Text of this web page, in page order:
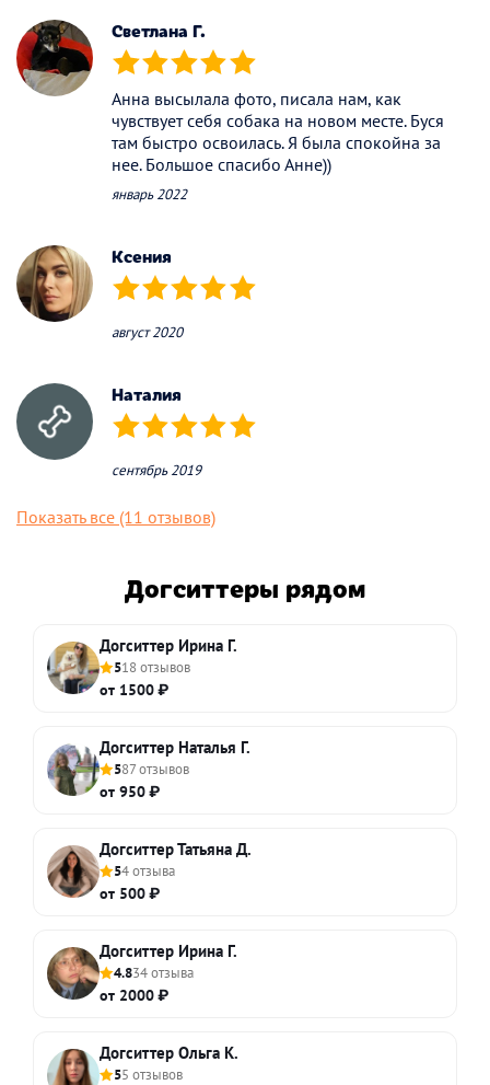
Светлана Г.
(*) (*) (*) (*) (*)
Анна высылала фото, писала нам, как
чувствует себя собака на новом месте. Буся
там быстро освоилась. Я была спокойна за
нее. Большое спасибо Анне))
январь 2022
Ксения
(*) (*) (*) (*) (*)
август 2020
Наталия
(*) (*) (*) (*) (*)
сентябрь 2019
Показать все (11 отзывов)
Догситтеры рядом
Догситтер Ирина Г.
518 отзывов
от 1500 ₽
Догситтер Наталья Г.
587 отзывов
от 950 ₽
Догситтер Татьяна Д.
54 отзыва
от 500 ₽
Догситтер Ирина Г.
4.834 отзыва
от 2000 ₽
Догситтер Ольга К.
55 отзывов